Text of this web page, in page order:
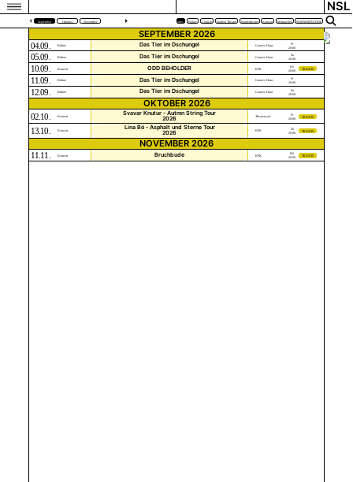
NSL
September Oktober November alles Bühne Comedy English Theatre Kindertheater Konzert Mitmachen SOMMERBÜHNE
SEPTEMBER 2026
04.09. Bühne Das Tier im Dschungel Ganzes Haus
Fr
20:00
05.09. Bühne Das Tier im Dschungel Ganzes Haus
Sa
20:00
10.09. Konzert ODD BEHOLDER KFK
Do
20:00
TICKETS
11.09. Bühne Das Tier im Dschungel Ganzes Haus
Fr
20:00
12.09. Bühne Das Tier im Dschungel Ganzes Haus
Sa
20:00
OKTOBER 2026
02.10. Konzert Svavar Knutur - Autmn String Tour
2026 Theatersaal
Fr
20:00
TICKETS
13.10. Konzert Lina Bó - Asphalt und Sterne Tour
2026 KFK
Di
20:00
TICKETS
NOVEMBER 2026
11.11. Konzert Bruchbude KFK
Mi
20:00
TICKETS